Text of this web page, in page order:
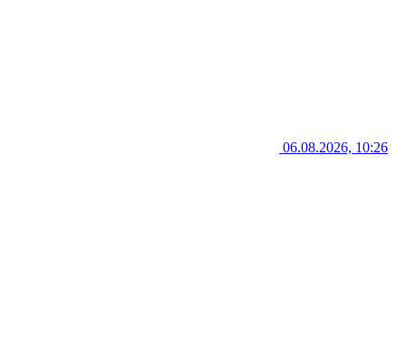
06.08.2026, 10:26